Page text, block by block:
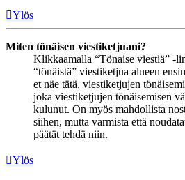
Ylös
Miten tönäisen viestiketjuani?
Klikkaamalla “Tönaise viestiä” -
“tönäistä” viestiketjua alueen
et näe tätä, viestiketjujen
joka viestiketjujen tönäisemisen
kulunut. On myös mahdollista
siihen, mutta varmista että
päätät tehdä niin.
Ylös